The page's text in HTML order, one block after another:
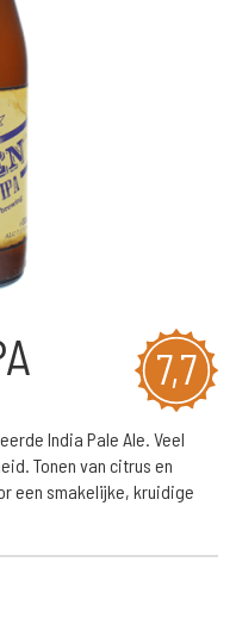
7,7
India Pale Ale. Veel
Tonen van citrus en
een smakelijke, kruidige